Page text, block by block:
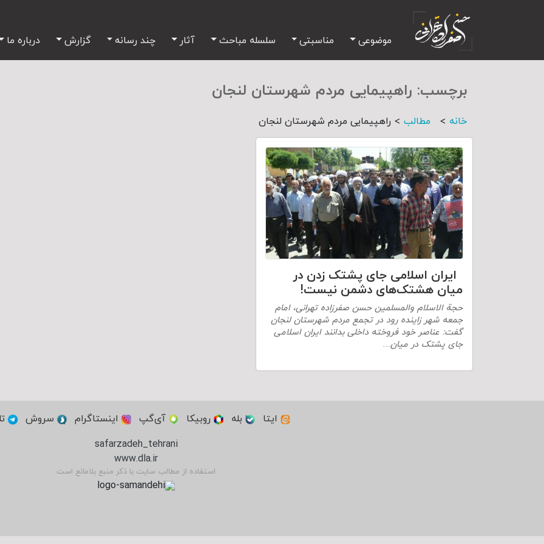
موضوعی مناسبتی سلسله مباحث آثار چند رسانه گزارش درباره ما
برچسب: راهپیمایی مردم شهرستان لنجان
خانه > مطالب > راهپیمایی مردم شهرستان لنجان
ایران اسلامی جای پشتک زدن در
میان هشتک‌های دشمن نیست!
حجة الاسلام والمسلمین حسن صفرزاده تهرانی، امام
جمعه شهر زاینده رود در تجمع مردم شهرستان لنجان
گفت: عناصر خود فروخته داخلی بدانند ایران اسلامی
جای پشتک در میان…
ایتا بله روبیکا آی‌گپ اینستاگرام سروش
safarzadeh_tehrani
www.dla.ir
استفاده از مطالب سایت با ذکر منبع بلامانع است